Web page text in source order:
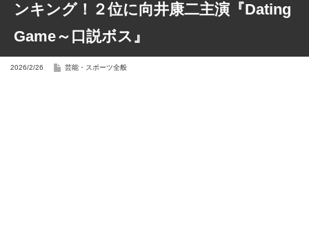
ンキング！２位に向井康二主演『Dating
Game～口説ボス』
2026/2/26 芸能・スポーツ全般